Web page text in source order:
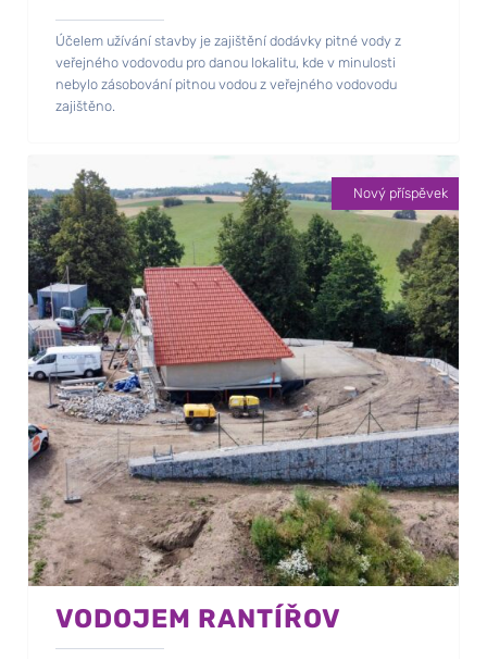
Účelem užívání stavby je zajištění dodávky pitné vody z
veřejného vodovodu pro danou lokalitu, kde v minulosti
nebylo zásobování pitnou vodou z veřejného vodovodu
zajištěno.
Nový příspěvek
VODOJEM RANTÍŘOV